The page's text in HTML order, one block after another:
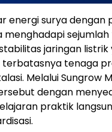
energi surya
menghadapi
jaringan
terbatasnya tenaga
Melalui Sungrow
dengan
praktik